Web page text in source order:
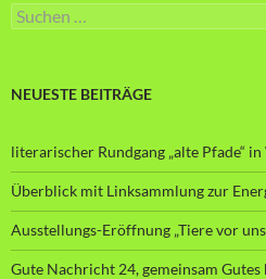
Suche
nach:
NEUESTE BEITRÄGE
literarischer Rundgang „alte Pfade“
Überblick mit Linksammlung zur
Ausstellungs-Eröffnung „Tiere vor
Gute Nachricht 24, gemeinsam Gutes